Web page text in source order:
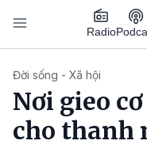
Nhảy đến nội dung
Radio
Đời sống - Xã hội
Nơi gieo
cho thanh